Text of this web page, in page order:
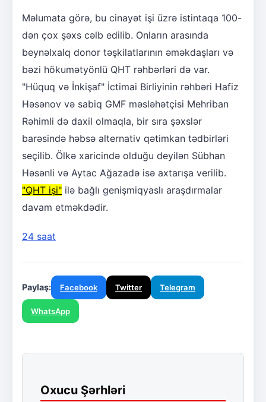
Məlumata görə, bu cinayət işi üzrə istintaqa 100-
dən çox şəxs cəlb edilib. Onların arasında
beynəlxalq donor təşkilatlarının əməkdaşları və
bəzi hökumətyönlü QHT rəhbərləri də var.
"Hüquq və İnkişaf" İctimai Birliyinin rəhbəri Hafiz
Həsənov və sabiq GMF məsləhətçisi Mehriban
Rəhimli də daxil olmaqla, bir sıra şəxslər
barəsində həbsə alternativ qətimkan tədbirləri
seçilib. Ölkə xaricində olduğu deyilən Sübhan
Həsənli və Aytac Ağazadə isə axtarışa verilib.
"QHT işi" ilə bağlı genişmiqyaslı araşdırmalar
davam etməkdədir.
24 saat
Paylaş: Facebook Twitter Telegram
WhatsApp
Oxucu Şərhləri